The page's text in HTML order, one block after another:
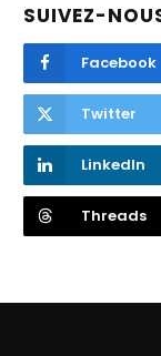
SUIVEZ-
Facebook
Twitter
LinkedIn
Threads